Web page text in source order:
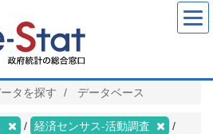
タを探す データベース
経済センサス‐活動調査